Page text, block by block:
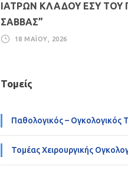
ΙΑΤΡΩΝ ΚΛΑΔΟΥ ΕΣΥ ΤΟΥ
ΣΑΒΒΑΣ”
18 ΜΑΪ́ΟΥ, 2026
Τομείς
Παθολογικός – Ογκολογικός
Τομέας Χειρουργικής